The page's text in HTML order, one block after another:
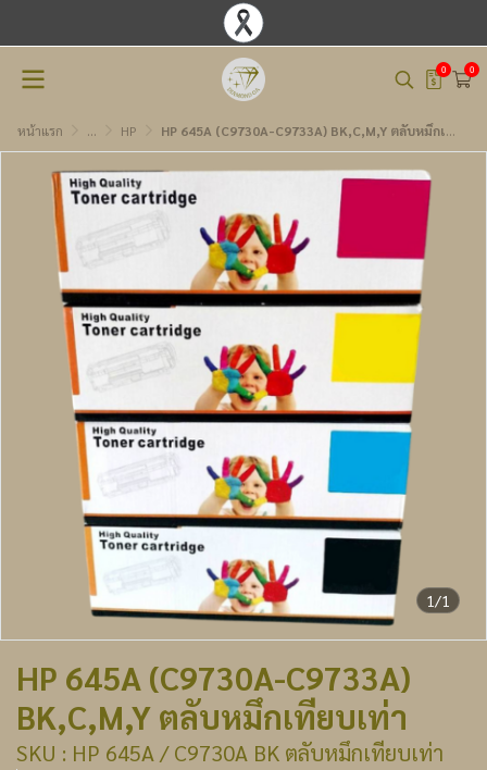
0 0
หน้าแรก ... HP HP 645A (C9730A-C9733A) BK,C,M,Y ตลับหมึกเทียบเท่า
1/1
HP 645A (C9730A-C9733A)
BK,C,M,Y ตลับหมึกเทียบเท่า
SKU : HP 645A / C9730A BK ตลับหมึกเทียบเท่า